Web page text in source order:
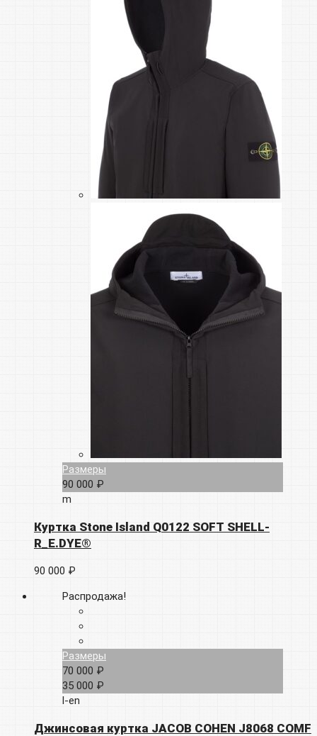
Размеры
90 000 ₽
m
Куртка Stone Island Q0122 SOFT SHELL-
R_E.DYE®
90 000 ₽
Распродажа!
Размеры
70 000 ₽
35 000 ₽
l-en
Джинсовая куртка JACOB COHEN J8068 COMF